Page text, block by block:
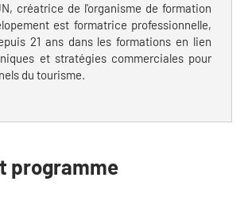
et Villages Fleuris
du tourisme
créatrice de l'organisme de formation
est formatrice professionnelle,
21 ans dans les formations en lien
et stratégies commerciales pour
du tourisme.
programme